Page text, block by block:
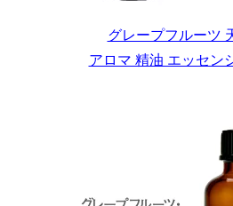
グレープフルーツ
アロマ 精油 エッセン